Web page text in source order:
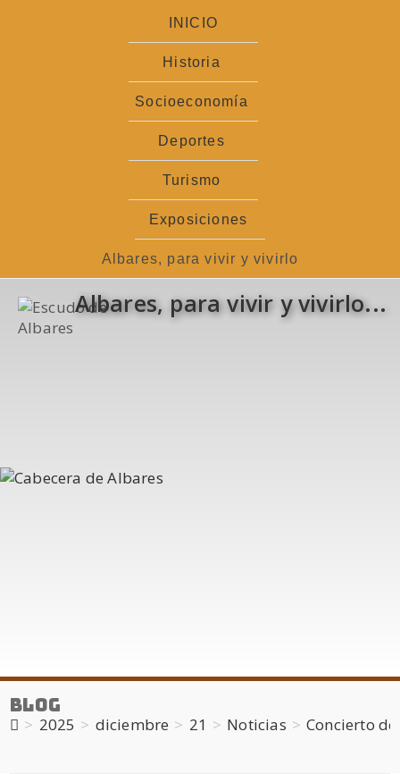
INICIO
Historia
Socioeconomía
Deportes
Turismo
Exposiciones
Albares, para vivir y vivirlo
Albares, para vivir y vivirlo...
Blog
> 2025 > diciembre > 21 > Noticias > Concierto